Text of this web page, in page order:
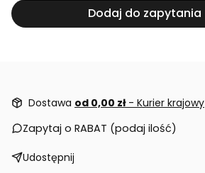
Dodaj do zapytania
Dostawa od 0,00 zł - Kurier krajowy
Zapytaj o RABAT (podaj ilość)
Udostępnij